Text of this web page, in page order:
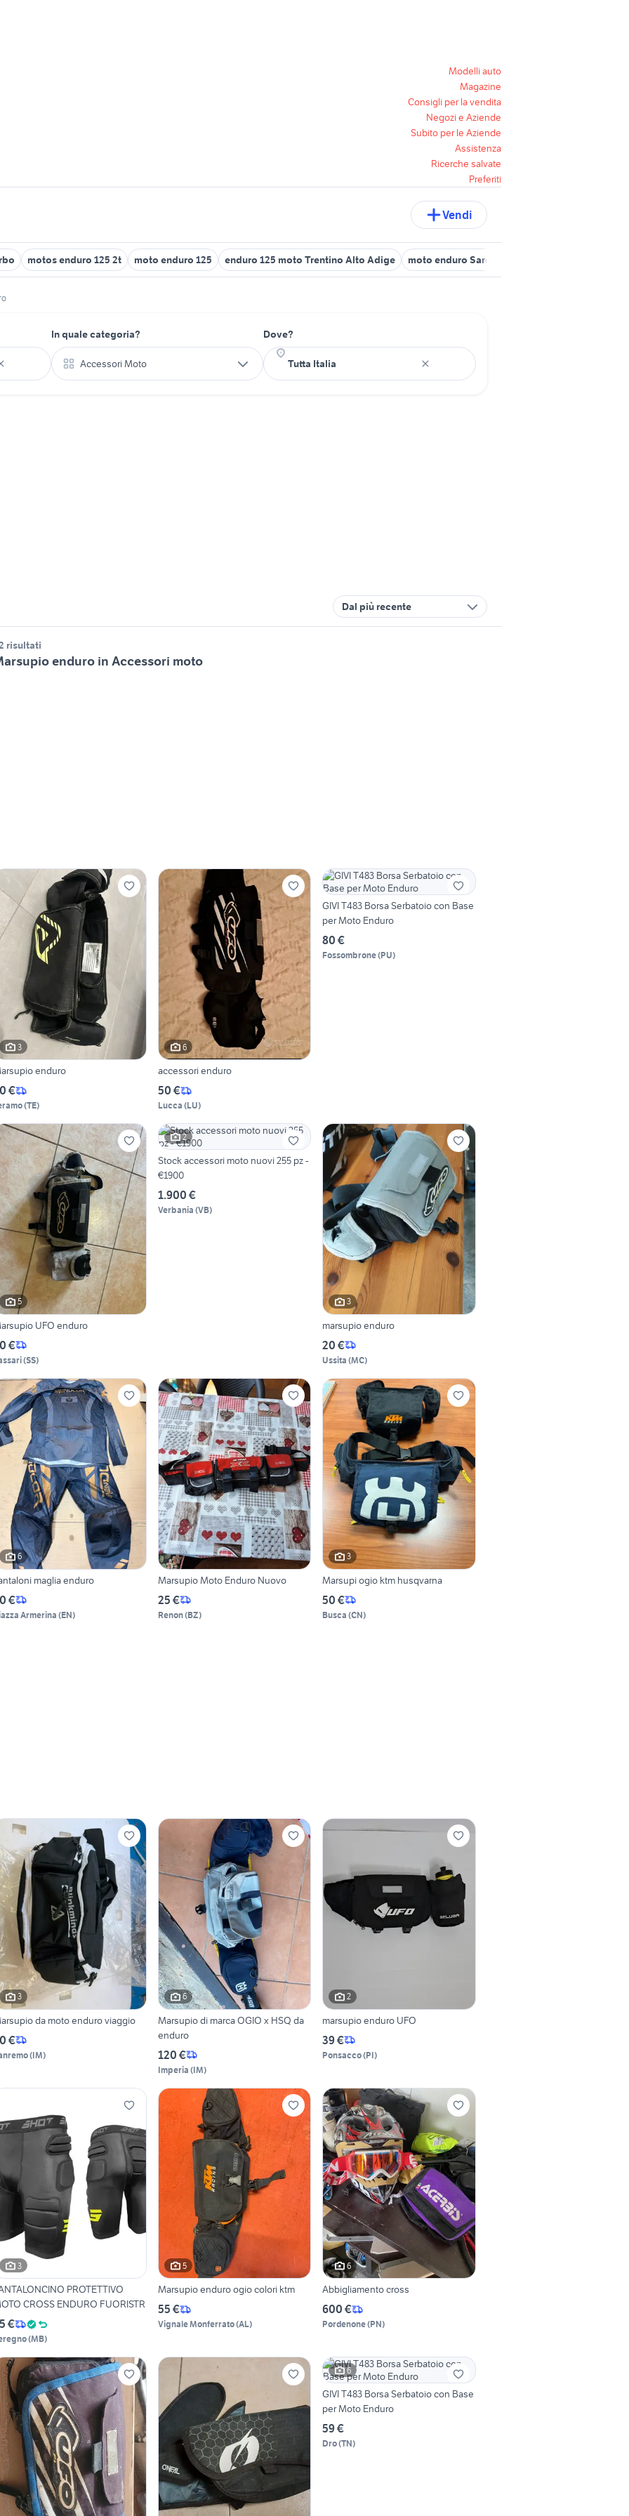
Modelli auto
Magazine
Consigli per la vendita
Negozi e Aziende
Subito per le Aziende
Assistenza
Ricerche salvate
Preferiti
Vendi
motos enduro 125 2t moto enduro 125 enduro 125 moto Trentino Alto Adige moto enduro Sardegna
In quale categoria?
Accessori Moto
Dove?
Dal più recente
risultati
enduro in Accessori moto
3
enduro
€
(TE)
6
accessori enduro
50 €
Lucca (LU)
GIVI T483 Borsa Serbatoio con Base
per Moto Enduro
80 €
Fossombrone(PU)
5
UFO enduro
€
(SS)
2
Stock accessori moto nuovi 255 pz -
€1900
1.900 €
Verbania (VB)
3
marsupio enduro
20 €
Ussita (MC)
6
maglia enduro
€
Armerina (EN)
Marsupio Moto Enduro Nuovo
25 €
Renon(BZ)
3
Marsupi ogio ktm husqvarna
50 €
Busca (CN)
3
da moto enduro viaggio
€
(IM)
6
Marsupio di marca OGIO x HSQ da
enduro
120 €
Imperia (IM)
2
marsupio enduro UFO
39 €
Ponsacco(PI)
3
PROTETTIVO
CROSS ENDURO FUORISTR
€
(MB)
5
Marsupio enduro ogio colori ktm
55 €
Vignale Monferrato(AL)
6
Abbigliamento cross
600 €
Pordenone(PN)
6
GIVI T483 Borsa Serbatoio con Base
per Moto Enduro
59 €
Dro(TN)